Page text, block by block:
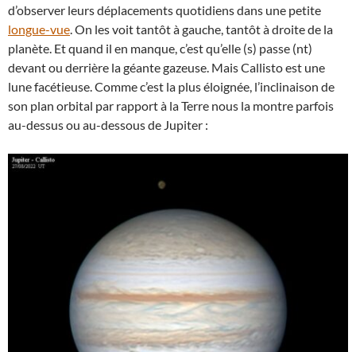
d’observer leurs déplacements quotidiens dans une petite
longue-vue. On les voit tantôt à gauche, tantôt à droite de la
planète. Et quand il en manque, c’est qu’elle (s) passe (nt)
devant ou derrière la géante gazeuse. Mais Callisto est une
lune facétieuse. Comme c’est la plus éloignée, l’inclinaison de
son plan orbital par rapport à la Terre nous la montre parfois
au-dessus ou au-dessous de Jupiter :